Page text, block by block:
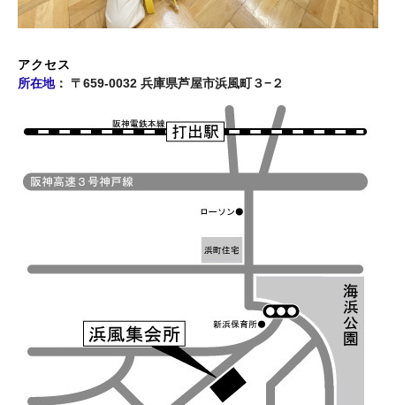
アクセス
所在地： 〒659-0032 兵庫県芦屋市浜風町３−２